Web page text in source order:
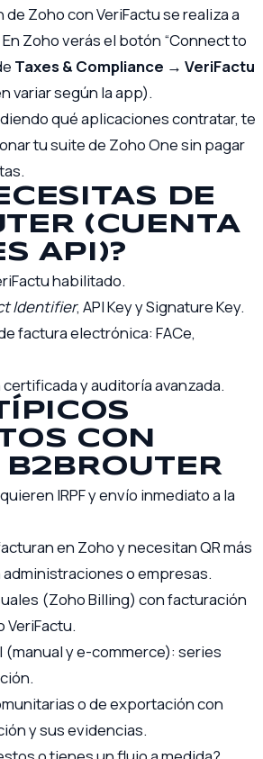
Zoho con VeriFactu se realiza a
Zoho verás el botón “Connect to
Taxes & Compliance → VeriFactu
variar según la app).
qué aplicaciones contratar, te
tusuite de Zoho Onesin pagar
DE
(CUENTA
API)?
habilitado.
Identifier, API Key y Signature Key.
factura electrónica: FACe,
y auditoría avanzada.
CON
IRPF y envío inmediato a la
en Zoho y necesitan QR más
o empresas.
(Zoho Billing) con facturación
VeriFactu.
(manual y e-commerce): series
o de exportación con
y sus evidencias.